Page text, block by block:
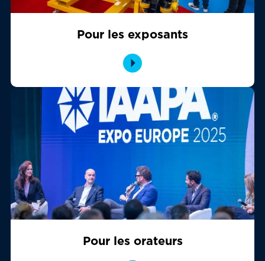
Pour les exposants
Pour les orateurs